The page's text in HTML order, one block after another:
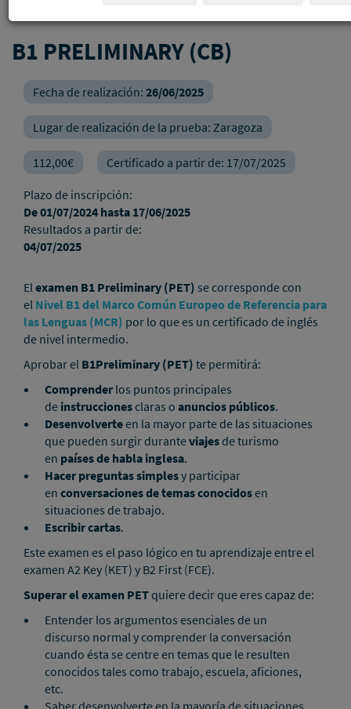
B1 PRELIMINARY (CB)
Fecha de realización: 26/06/2025
Lugar de realización de la prueba: Zaragoza
112,00€ Certificado a partir de: 17/07/2025
Plazo de inscripción:
De01/07/2024 hasta 17/06/2025
Resultados a partir de:
04/07/2025
El examen B1 Preliminary (PET) se corresponde con
el Nivel B1 del Marco Común Europeo de Referencia para
las Lenguas (MCR) por lo que es un certificado de inglés
de nivel intermedio.
Aprobar el B1Preliminary (PET) te permitirá:
Comprenderlos puntos principales
de instruccionesclaras o anuncios públicos.
Desenvolverteen la mayor parte de las situaciones
que pueden surgir duranteviajesde turismo
en países de habla inglesa.
Hacer preguntas simplesy participar
en conversaciones de temas conocidosen
situaciones de trabajo.
Escribir cartas.
Este examen es el paso lógico en tu aprendizaje entre el
examen A2 Key (KET) y B2 First (FCE).
Superar el examen PETquiere decir que eres capaz de:
Entender los argumentos esenciales de un
discurso normal y comprender la conversación
cuando ésta se centre en temas que le resulten
conocidos tales como trabajo, escuela, aficiones,
etc.
Saber desenvolverte en la mayoría de situaciones